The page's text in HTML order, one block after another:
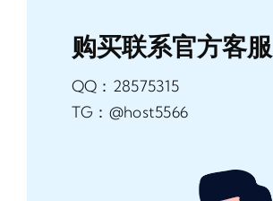
购买联系官方客服
QQ：28575315
TG：@host5566